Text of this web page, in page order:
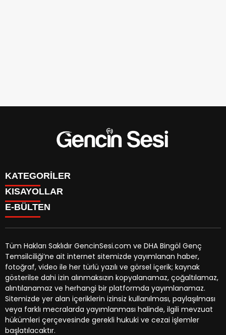
KATEGORİLER
GENÇ
BİNGÖL
ÖZEL HABER
EKONOMİ
YEREL HABERLER
CANLI BORSA
KÜNYE
İLETİŞİM
KISAYOLLAR
BURÇLAR
CANLI TV
HAVA DURUMU
NÖBETÇİ ECZANELER
TRAFİK DURUMU
YEREL HABERLER
GAZETELER
E-BÜLTEN
gencinsesi.com e-bültenine abone olarak, tarafınıza haber,
duyuru ve kampanya içerikli e-postaların gönderilmesini
kabul etmiş olursunuz.
Tüm Hakları Saklıdır GencinSesi.com ve DHA Bingöl Genç
Temsilciliği’ne ait internet sitemizde yayımlanan haber,
fotoğraf, video ile her türlü yazılı ve görsel içerik; kaynak
gösterilse dahi izin alınmaksızın kopyalanamaz, çoğaltılamaz,
alıntılanamaz ve herhangi bir platformda yayımlanamaz.
Sitemizde yer alan içeriklerin izinsiz kullanılması, paylaşılması
veya farklı mecralarda yayımlanması halinde, ilgili mevzuat
hükümleri çerçevesinde gerekli hukuki ve cezai işlemler
başlatılacaktır.